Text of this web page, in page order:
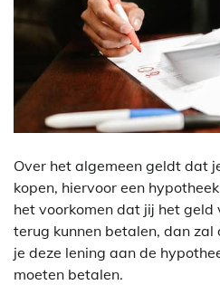
Over het algemeen geldt dat
kopen, hiervoor een
het voorkomen dat jij het geld
terug kunnen betalen, dan
je deze lening aan de
moeten betalen.